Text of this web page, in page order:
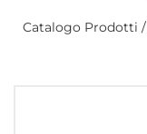
Catalogo Prodotti /